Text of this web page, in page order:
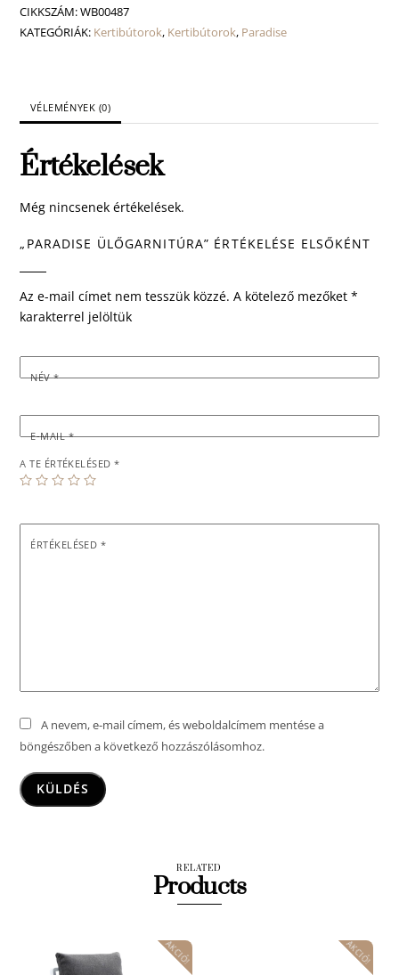
CIKKSZÁM:WB00487
KATEGÓRIÁK: Kertibútorok, Kertibútorok, Paradise
VÉLEMÉNYEK (0)
Értékelések
Még nincsenek értékelések.
„PARADISE ÜLŐGARNITÚRA” ÉRTÉKELÉSE ELSŐKÉNT
Az e-mail címet nem tesszük közzé. A kötelező mezőket*
karakterrel jelöltük
NÉV*
E-MAIL*
A TE ÉRTÉKELÉSED*
ÉRTÉKELÉSED *
A nevem, e-mail címem, és weboldalcímem mentése a
böngészőben a következő hozzászólásomhoz.
RELATED
Products
AKCIÓ! AKCIÓ!